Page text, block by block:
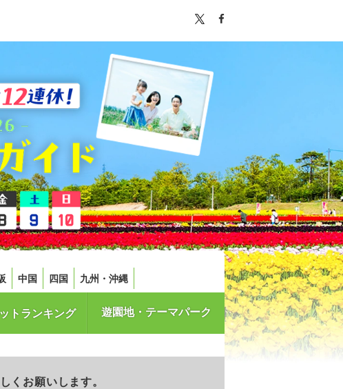
中国 四国 九州・沖縄
トランキング 遊園地・テーマパーク
くお願いします。